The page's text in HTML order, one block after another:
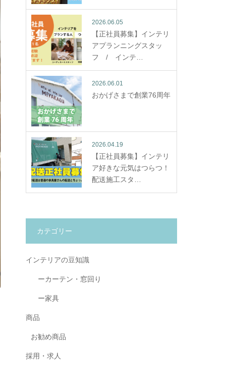
2026.06.05
【正社員募集】インテリ
アプランニングスタッ
フ / インテ…
2026.06.01
おかげさまで創業76周年
2026.04.19
【正社員募集】インテリ
ア好きな元気はつらつ！
配送施工スタ…
カテゴリー
インテリアの豆知識
ーカーテン・窓回り
ー家具
商品
お勧め商品
採用・求人